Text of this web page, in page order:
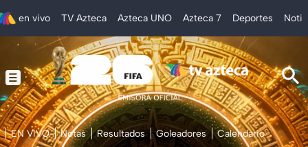
en vivo TV Azteca Azteca UNO Azteca 7 Deportes
EN VIVO Notas Resultados Goleadores Calendario